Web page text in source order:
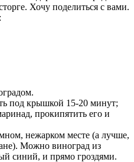
Хочу поделиться с вами.
под крышкой 15-20 минут;
прокипятить его и
нежарком месте (а лучше,
Можно виноград из
синий, и прямо гроздями.